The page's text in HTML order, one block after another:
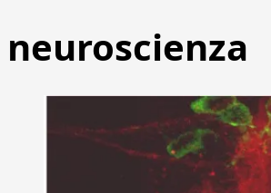
neuroscienza